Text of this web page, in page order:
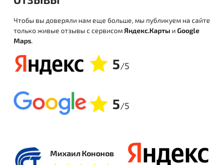
Чтобы вы доверяли нам еще больше, мы публикуем на сайте
только живые отзывы с сервисомЯндекс.Карты и Google
Maps.
5/5
5/5
Михаил Кононов